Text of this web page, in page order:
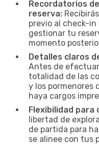
Recordatorios
reserva:
previo al check-
gestionar tu
momento
Detalles claros
Antes de
totalidad de las
y los pormenores
haya cargos
Flexibilidad para
libertad de
de partida para
se alinee con tus